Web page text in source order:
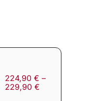
224,90 € –
229,90 €